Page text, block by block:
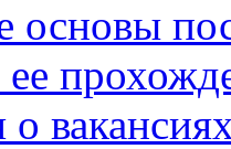
основы
о